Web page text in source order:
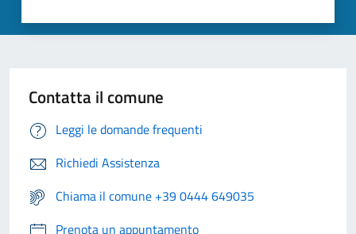
Contatta il comune
Leggi le domande frequenti
Richiedi Assistenza
Chiama il comune +39 0444 649035
Prenota un appuntamento